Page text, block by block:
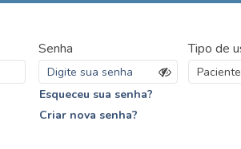
Senha
Esqueceu sua senha?
Criar nova senha?
Tipo de